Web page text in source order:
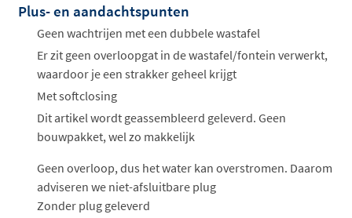
Plus- en aandachtspunten
Geen wachtrijen met een dubbele wastafel
Er zit geen overloopgat in de wastafel/fontein verwerkt,
waardoor je een strakker geheel krijgt
Met softclosing
Dit artikel wordt geassembleerd geleverd. Geen
bouwpakket, wel zo makkelijk
Geen overloop, dus het water kan overstromen. Daarom
adviseren we niet-afsluitbare plug
Zonder plug geleverd